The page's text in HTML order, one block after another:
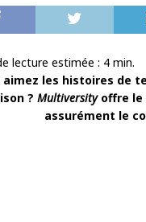
lecture estimée : 4 min.
aimez les histoires de
? Multiversityoffre le
assurément le